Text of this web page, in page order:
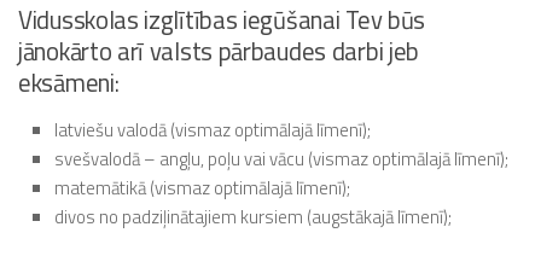
Vidusskolas izglītības iegūšanai Tev būs
jānokārto arī valsts pārbaudes darbi jeb
eksāmeni:
latviešu valodā (vismaz optimālajā līmenī);
svešvalodā – angļu, poļu vai vācu (vismaz optimālajā līmenī);
matemātikā (vismaz optimālajā līmenī);
divos no padziļinātajiem kursiem (augstākajā līmenī);